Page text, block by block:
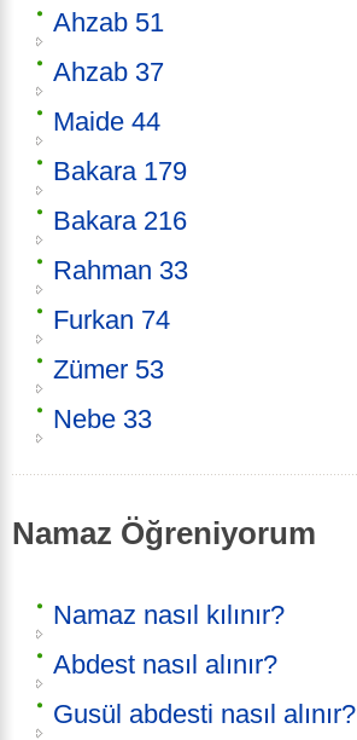
Ahzab 51
Ahzab 37
Maide 44
Bakara 179
Bakara 216
Rahman 33
Furkan 74
Zümer 53
Nebe 33
Namaz Öğreniyorum
Namaz nasıl kılınır?
Abdest nasıl alınır?
Gusül abdesti nasıl alınır?